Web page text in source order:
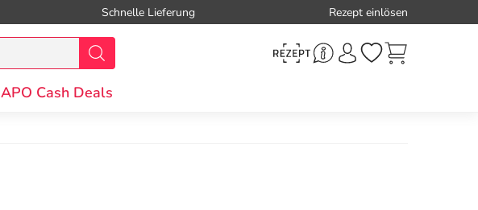
Schnelle Lieferung Rezept einlösen
APO Cash Deals